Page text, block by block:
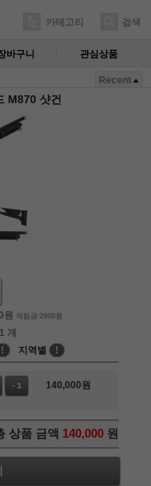
카테고리 검색
바구니 관심상품
Recent
M870 샷건
원 적립금:2800원
개
! 지역별 !
-1 140,000원
상품 금액 140,000 원